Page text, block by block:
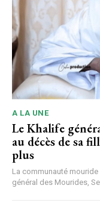
A LA UNE
Le Khalife
au décès de sa
plus
La communauté
général des Mourides,